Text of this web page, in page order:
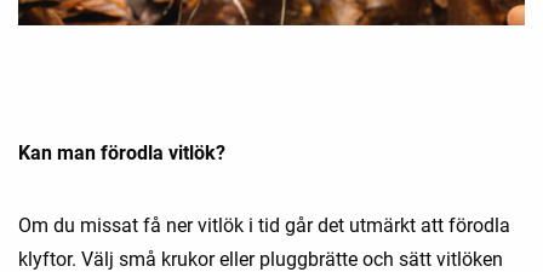
Kan man förodla vitlök?
Om du missat få ner vitlök i tid går det utmärkt att förodla
klyftor. Välj små krukor eller pluggbrätte och sätt vitlöken